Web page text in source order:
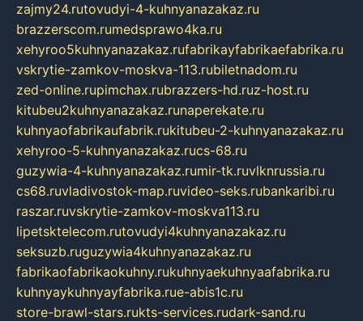
zajmy24.rutovudyi-4-kuhnyanazakaz.ru
brazzerscom.rumedsprawo4ka.ru
xehyroo5kuhnyanazakaz.rufabrikayfabrikaefabrika.ru
vskrytie-zamkov-moskva-113.rubiletnadom.ru
zed-online.rupimchax.rubrazzers-hd.ruz-host.ru
kitubeu2kuhnyanazakaz.runaperekate.ru
kuhnyaofabrikaufabrik.rukitubeu-2-kuhnyanazakaz.ru
xehyroo-5-kuhnyanazakaz.rucs-68.ru
guzywia-4-kuhnyanazakaz.rumir-tk.ruvlknrussia.ru
cs68.ruvladivostok-map.ruvideo-seks.rubankaribi.ru
raszar.ruvskrytie-zamkov-moskva113.ru
lipetsktelecom.rutovudyi4kuhnyanazakaz.ru
seksuzb.ruguzywia4kuhnyanazakaz.ru
fabrikaofabrikaokuhny.rukuhnyaekuhnyaafabrika.ru
kuhnyaykuhnyayfabrika.rue-abis1c.ru
store-brawl-stars.rukts-services.rudark-sand.ru